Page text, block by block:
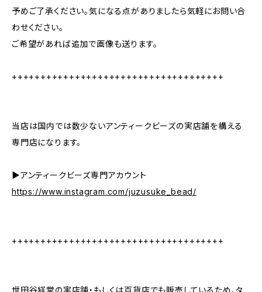
予めご了承ください。気になる点がありましたら気軽にお問い合
わせください。
ご希望があれば追加で画像も送ります。
+++++++++++++++++++++++++++++++++++++
当店は国内では数少ないアンティークビーズの実店舗を構える
専門店になります。
▶︎アンティークビーズ専門アカウント
https://www.instagram.com/juzusuke_bead/
+++++++++++++++++++++++++++++++++++++
世田谷経堂の実店舗・もしくは百貨店でも販売しているため、タ